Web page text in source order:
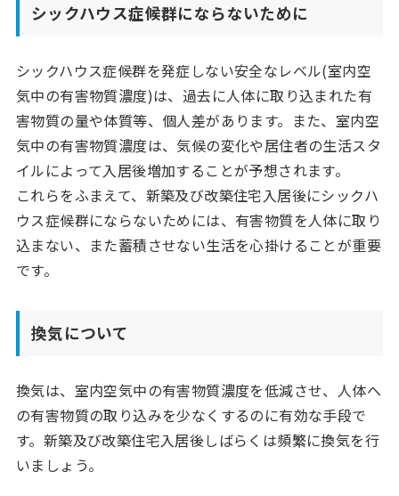
シックハウス症候群にならないために
シックハウス症候群を発症しない安全なレベル(室内空
気中の有害物質濃度)は、過去に人体に取り込まれた有
害物質の量や体質等、個人差があります。また、室内空
気中の有害物質濃度は、気候の変化や居住者の生活スタ
イルによって入居後増加することが予想されます。
これらをふまえて、新築及び改築住宅入居後にシックハ
ウス症候群にならないためには、有害物質を人体に取り
込まない、また蓄積させない生活を心掛けることが重要
です。
換気について
換気は、室内空気中の有害物質濃度を低減させ、人体へ
の有害物質の取り込みを少なくするのに有効な手段で
す。新築及び改築住宅入居後しばらくは頻繁に換気を行
いましょう。